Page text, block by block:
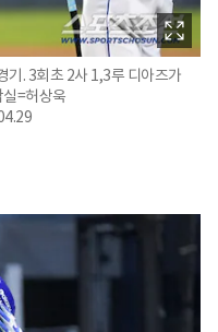
기. 3회초 2사 1,3루 디아즈가
=허상욱